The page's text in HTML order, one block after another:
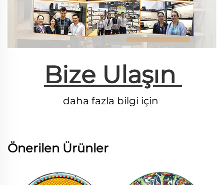
Bize Ulaşın
daha fazla bilgi için
Önerilen Ürünler